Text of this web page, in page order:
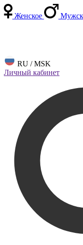
Женское
RU / MSK
Личный кабинет